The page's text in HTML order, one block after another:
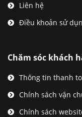
Liên hệ
Điều khoản sử
Chăm sóc khách
Thông tin thanh
Chính sách vận
Chính sách